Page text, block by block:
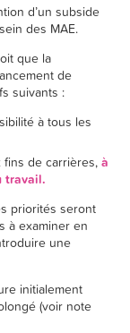
d’un subside
des MAE.
que la
de
suivants :
à tous les
fins de carrières,à
travail.
priorités seront
à examiner en
une
initialement
(voir note